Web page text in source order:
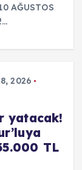
AĞUSTOS
2026
yatacak!
TL